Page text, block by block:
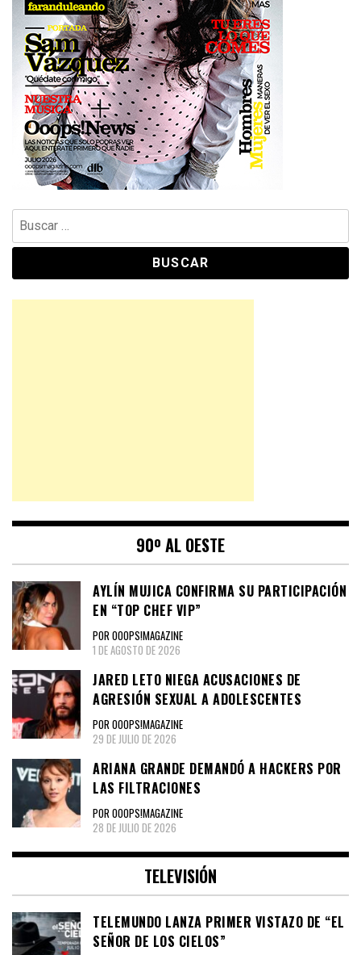
Buscar:
90º AL OESTE
AYLÍN MUJICA CONFIRMA SU PARTICIPACIÓN
EN “TOP CHEF VIP”
POR OOOPS!MAGAZINE
1 DE AGOSTO DE 2026
JARED LETO NIEGA ACUSACIONES DE
AGRESIÓN SEXUAL A ADOLESCENTES
POR OOOPS!MAGAZINE
29 DE JULIO DE 2026
ARIANA GRANDE DEMANDÓ A HACKERS POR
LAS FILTRACIONES
POR OOOPS!MAGAZINE
28 DE JULIO DE 2026
TELEVISIÓN
TELEMUNDO LANZA PRIMER VISTAZO DE “EL
SEÑOR DE LOS CIELOS”